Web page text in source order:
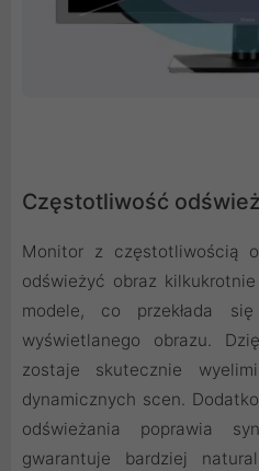
Częstotliwość
Monitor z częstotliwością
odświeżyć obraz
modele, co przekłada
wyświetlanego obrazu.
zostaje skutecznie
dynamicznych scen.
odświeżania poprawia
gwarantuje bardziej